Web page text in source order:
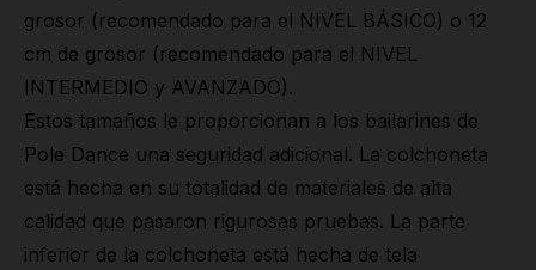
grosor (recomendado para el NIVEL BÁSICO) o 12
cm de grosor (recomendado para el NIVEL
INTERMEDIO y AVANZADO).
Estos tamaños le proporcionan a los bailarines de
Pole Dance una seguridad adicional. La colchoneta
está hecha en su totalidad de materiales de alta
calidad que pasaron rigurosas pruebas. La parte
inferior de la colchoneta está hecha de tela